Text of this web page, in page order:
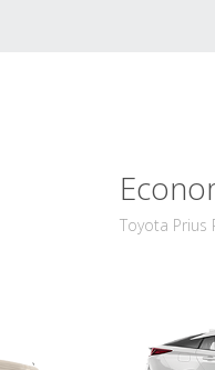
Toyota Prius